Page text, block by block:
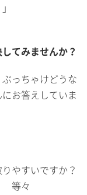
てみませんか？
っちゃけどうな
お答えしていま
やすいですか？
等々